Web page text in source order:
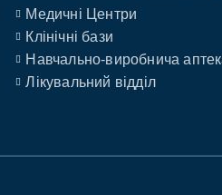
Медичні Центри
Клінічні бази
Навчально-виробнича
Лікувальний відділ